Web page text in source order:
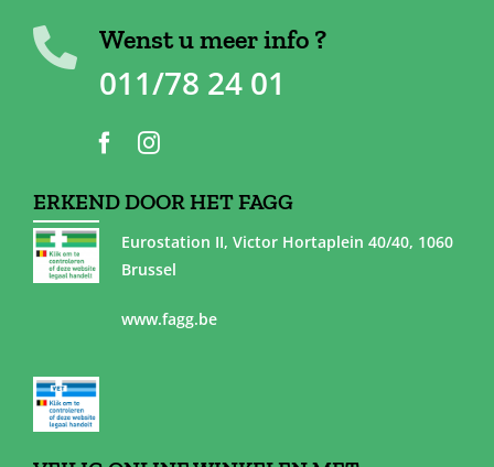
Wenst u meer info ?
011/78 24 01
ERKEND DOOR HET FAGG
Eurostation II, Victor Hortaplein 40/40, 1060
Brussel
www.fagg.be